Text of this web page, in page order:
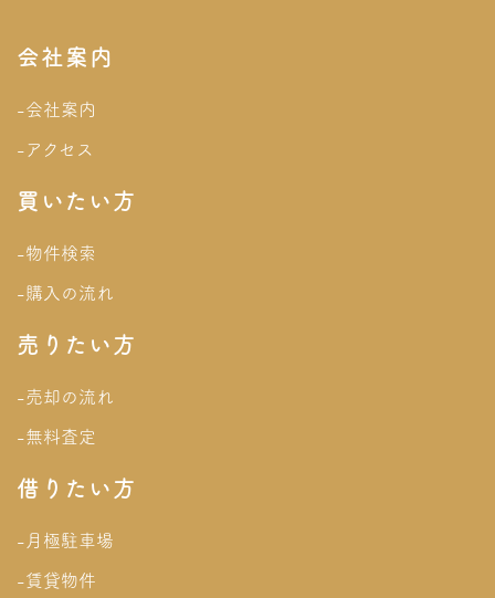
会社案内
-会社案内
-アクセス
買いたい方
-物件検索
-購入の流れ
売りたい方
-売却の流れ
-無料査定
借りたい方
-月極駐車場
-賃貸物件